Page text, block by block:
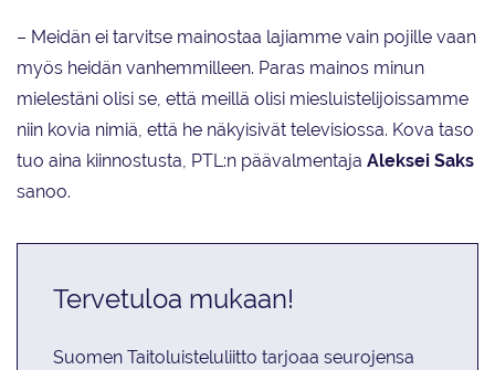
– Meidän ei tarvitse mainostaa lajiamme vain pojille vaan
myös heidän vanhemmilleen. Paras mainos minun
mielestäni olisi se, että meillä olisi miesluistelijoissamme
niin kovia nimiä, että he näkyisivät televisiossa. Kova taso
tuo aina kiinnostusta, PTL:n päävalmentaja Aleksei Saks
sanoo.
Tervetuloa mukaan!
Suomen Taitoluisteluliitto tarjoaa seurojensa